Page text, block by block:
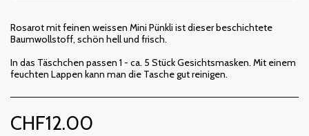
Rosarot mit feinen weissen Mini Pünkli ist dieser beschichtete
Baumwollstoff, schön hell und frisch.
In das Täschchen passen 1 - ca. 5 Stück Gesichtsmasken. Mit einem
feuchten Lappen kann man die Tasche gut reinigen.
CHF12.00